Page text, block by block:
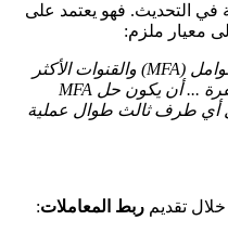
في التحديث. فهو يعتمد على
"نشر تكنولوجيا المصادقة متعددة العوامل (MFA) والقنوات الأكثر
أمانًا من الرسائل القصيرة غير المشفرة ... أن يكون حل MFA
أي طرف ثالث طوال عملية
تقديم ربط المعاملات: